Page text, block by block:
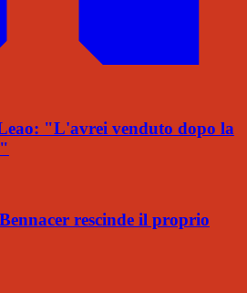
"L'avrei venduto dopo la
rescinde il proprio